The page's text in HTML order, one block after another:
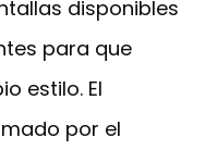
disponibles
para que
estilo. El
por el